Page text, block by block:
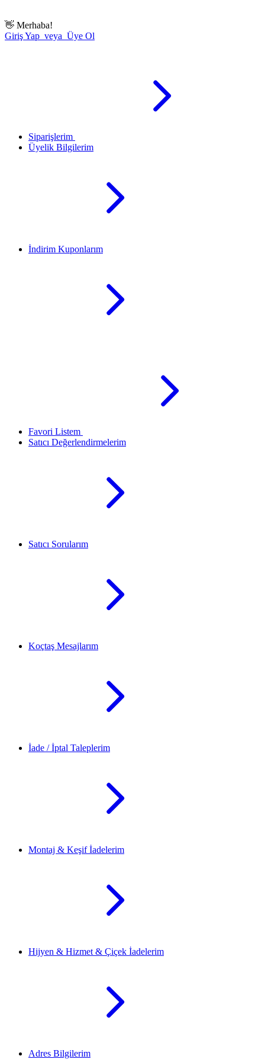
👋 Merhaba!
Giriş Yap veya Üye Ol
Siparişlerim
Üyelik Bilgilerim
İndirim Kuponlarım
Favori Listem
Satıcı Değerlendirmelerim
Satıcı Sorularım
Koçtaş Mesajlarım
İade / İptal Taleplerim
Montaj & Keşif İadelerim
Hijyen & Hizmet & Çiçek İadelerim
Adres Bilgilerim